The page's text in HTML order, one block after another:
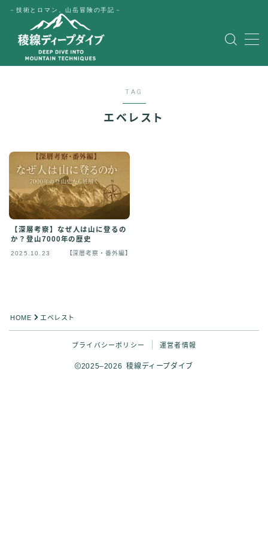
－技術とロマン、山岳冒険の手記－
MENU
Japanese
TAG
エベレスト
【深層考察】なぜ人は山に登るの
か？登山7000年の歴史
2025.10.23 【深層考察・番外編】
HOME エベレスト
プライバシーポリシー 運営者情報
2025–2026 稜線ディープダイブ